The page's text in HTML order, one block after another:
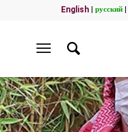
|
English| русский